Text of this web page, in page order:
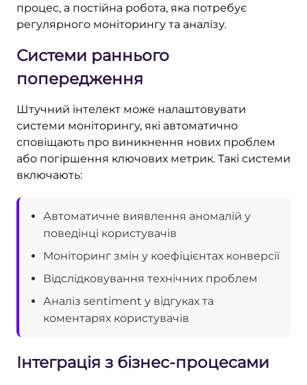
процес, а постійна робота, яка потребує
регулярного моніторингу та аналізу.
Системи раннього
попередження
Штучний інтелект може налаштовувати
системи моніторингу, які автоматично
сповіщають про виникнення нових проблем
або погіршення ключових метрик. Такі системи
включають:
Автоматичне виявлення аномалій у
поведінці користувачів
Моніторинг змін у коефіцієнтах конверсії
Відслідковування технічних проблем
Аналіз sentiment у відгуках та
коментарях користувачів
Інтеграція з бізнес-процесами